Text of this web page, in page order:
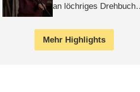
an löchriges Drehbuch
Mehr Highlights